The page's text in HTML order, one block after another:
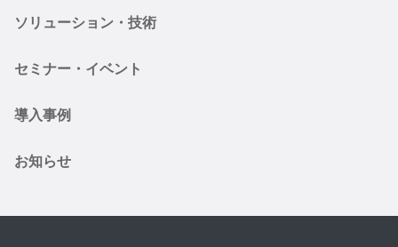
ソリューション・技術
セミナー・イベント
導入事例
お知らせ